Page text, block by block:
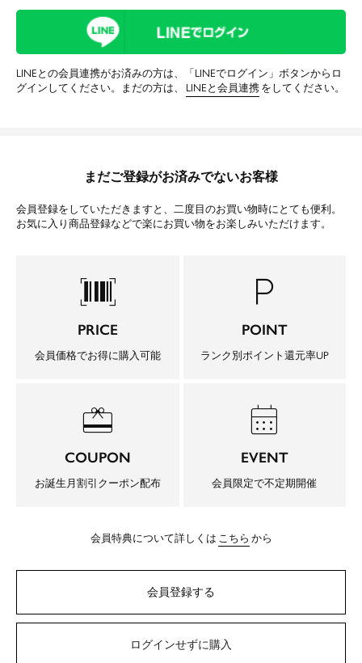
LINEとの会員連携がお済みの方は、「LINEでログイン」ボタンからロ
グインしてください。まだの方は、
LINEと会員連携 をしてください。
まだご登録がお済みでないお客様
会員登録をしていただきますと、二度目のお買い物時にとても便利。
お気に入り商品登録などで楽にお買い物をお楽しみいただけます。
barcode_scanner
PRICE
会員価格でお得に購入可能
local_parking
POINT
ランク別ポイント還元率UP
redeem
COUPON
お誕生月割引クーポン配布
calendar_month
EVENT
会員限定で不定期開催
会員特典について詳しくは こちら から
会員登録する
ログインせずに購入